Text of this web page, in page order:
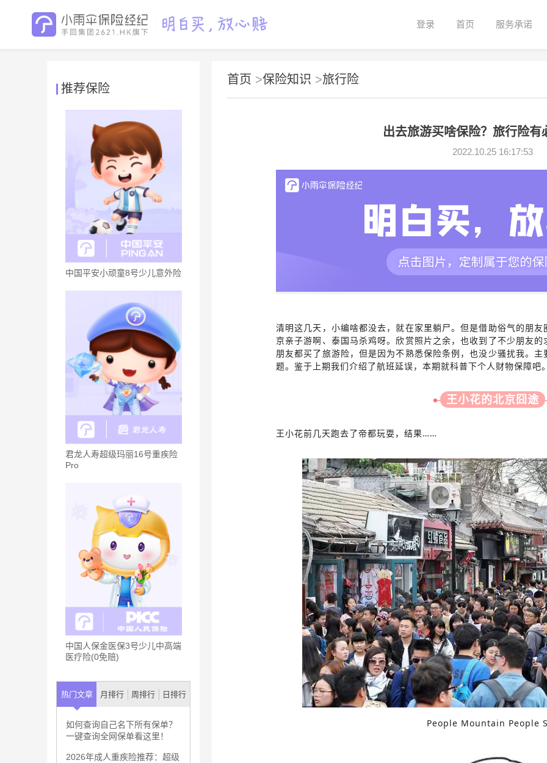
登录 首页 服务承诺
推荐保险
中国平安小顽童8号少儿意外险
君龙人寿超级玛丽16号重疾险
Pro
中国人保金医保3号少儿中高端
医疗险(0免赔)
热门文章 月排行 周排行 日排行
如何查询自己名下所有保单？
一键查询全网保单看这里！
2026年成人重疾险推荐：超级
首页 >保险知识 >旅行险
出去旅游买啥保险？旅行险有
2022.10.25 16:17:53
清明这几天，小编啥都没去，就在家里躺尸。但是借助俗气的朋
京亲子游啊、泰国马杀鸡呀。欣赏照片之余，也收到了不少朋友
朋友都买了旅游险，但是因为不熟悉保险条例，也没少骚扰我。
题。鉴于上期我们介绍了航班延误，本期就科普下个人财物保障吧
王小花的北京囧途
王小花前几天跑去了帝都玩耍，结果……
People Mountain People